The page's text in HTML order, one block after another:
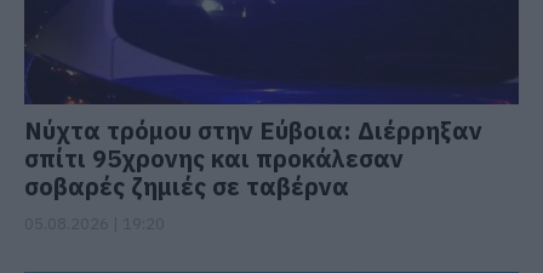
Νύχτα τρόμου στην Εύβοια: Διέρρηξαν
σπίτι 95χρονης και προκάλεσαν
σοβαρές ζημιές σε ταβέρνα